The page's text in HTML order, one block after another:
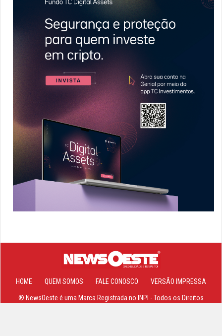
HOME QUEM SOMOS FALE CONOSCO VERSÃO IMPRESSA
® NewsOeste é uma Marca Registrada no INPI - Todos os Direitos